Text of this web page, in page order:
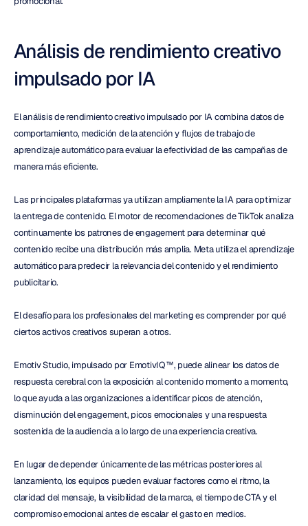
Análisis de rendimiento creativo
impulsado por IA
El análisis de rendimiento creativo impulsado por IA combina datos de
comportamiento, medición de la atención y flujos de trabajo de
aprendizaje automático para evaluar la efectividad de las campañas de
manera más eficiente.
Las principales plataformas ya utilizan ampliamente la IA para optimizar
la entrega de contenido. El motor de recomendaciones de TikTok analiza
continuamente los patrones de engagement para determinar qué
contenido recibe una distribución más amplia. Meta utiliza el aprendizaje
automático para predecir la relevancia del contenido y el rendimiento
publicitario.
El desafío para los profesionales del marketing es comprender por qué
ciertos activos creativos superan a otros.
Emotiv Studio, impulsado por EmotivIQ™, puede alinear los datos de
respuesta cerebral con la exposición al contenido momento a momento,
lo que ayuda a las organizaciones a identificar picos de atención,
disminución del engagement, picos emocionales y una respuesta
sostenida de la audiencia a lo largo de una experiencia creativa.
En lugar de depender únicamente de las métricas posteriores al
lanzamiento, los equipos pueden evaluar factores como el ritmo, la
claridad del mensaje, la visibilidad de la marca, el tiempo de CTA y el
compromiso emocional antes de escalar el gasto en medios.